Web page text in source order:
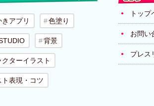
アプリ 色塗り
背景
ターイラスト
ト表現・コツ
トップ
お問い
プレス